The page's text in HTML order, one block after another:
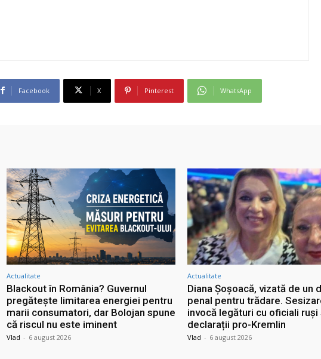
Facebook X Pinterest WhatsApp
Actualitate
Blackout în România? Guvernul
pregătește limitarea energiei pentru
marii consumatori, dar Bolojan spune
că riscul nu este iminent
Vlad - 6 august 2026
Actualitate
Diana Șoșoacă, vizată de un
penal pentru trădare.
invocă legături cu oficiali ruși
declarații pro-Kremlin
Vlad - 6 august 2026